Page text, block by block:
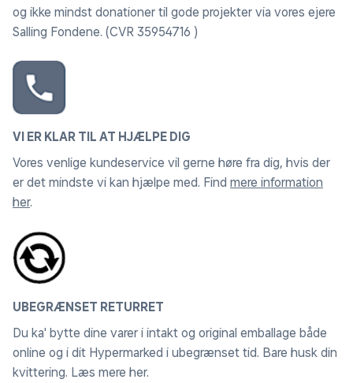
og ikke mindst donationer til gode projekter via vores ejere
Salling Fondene. (CVR 35954716 )
VI ER KLAR TIL AT HJÆLPE DIG
Vores venlige kundeservice vil gerne høre fra dig, hvis der
er det mindste vi kan hjælpe med. Find mere information
her.
UBEGRÆNSET RETURRET
Du ka' bytte dine varer i intakt og original emballage både
online og i dit Hypermarked i ubegrænset tid. Bare husk din
kvittering. Læs mere her.